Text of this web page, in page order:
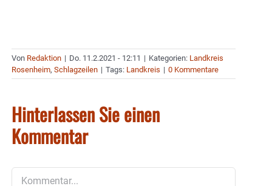
Von Redaktion | Do. 11.2.2021 - 12:11 | Kategorien: Landkreis
Rosenheim, Schlagzeilen | Tags: Landkreis | 0 Kommentare
Hinterlassen Sie einen
Kommentar